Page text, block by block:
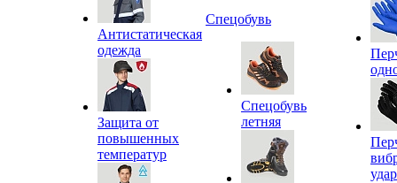
Антистатическая
одежда
Защита от
повышенных
температур
Спецобувь
Спецобувь
летняя